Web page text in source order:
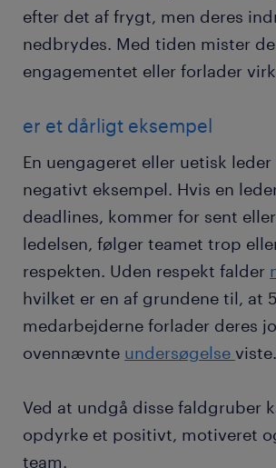
efter det af frygt, men deres
nedbrydes. Med tiden mister de
engagementet eller forlader
er et dårligt eksempel
En uengageret eller uetisk
negativt eksempel. Hvis en
deadlines, kommer for sent
ledelsen, følger teamet trop
respekten. Uden respekt falder
hvilket er en af grundene til, at
medarbejderne forlader deres
ovennævnte undersøgelse viste.
Ved at undgå disse faldgruber
opdyrke et positivt, motiveret
team.